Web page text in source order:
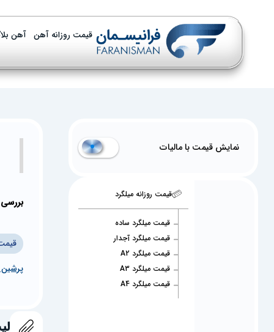
قیمت روزانه آهن آهن
نمایش قیمت با مالیات
قیمت روزانه میلگرد
قیمت میلگرد ساده
قیمت میلگرد آجدار
قیمت میلگرد A2
قیمت میلگرد A3
قیمت میلگرد A4
پرشین